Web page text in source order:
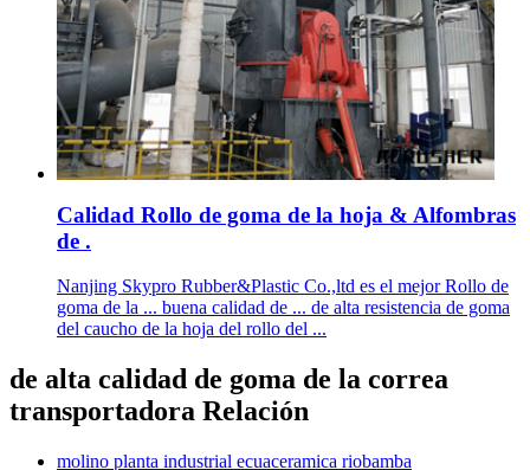
Calidad Rollo de goma de la hoja & Alfombras
de .
Nanjing Skypro Rubber&Plastic Co.,ltd es el mejor Rollo de
goma de la ... buena calidad de ... de alta resistencia de goma
del caucho de la hoja del rollo del ...
de alta calidad de goma de la correa
transportadora Relación
molino planta industrial ecuaceramica riobamba